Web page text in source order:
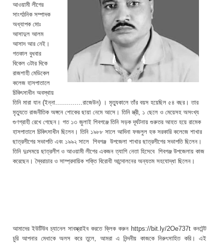
আওয়ামী লীগের
সাংগঠনিক সম্পাদক
অধ্যাপক মোঃ
আসাদুল আলম
আসাদ আর নেই।
গতকাল বুধবার
বিকেল ৩টার দিকে
রাজশাহী মেডিকেল
কলেজ হাসপাতালে
চিকিৎসাধীন অবস্থায়
তিনি মারা যান (ইন্না..............রাজেউন) । মৃত্যুকালে তাঁর বয়স হয়েছিল ৫৪ বছর। তার
মৃত্যুতে রাজনীতিক অঙ্গনে শোকের ছায়া নেমে আসে। তিনি স্ত্রী, ১ ছেলে ও মেয়েসহ অসংখ্য
গুণগ্রাহী রেখে গেছেন। গত ১৩ জুলাই শিবগঞ্জে তিনি সড়ক দূর্ঘটনায় গুরুতর আহত হয়ে রামেক
হাসপাতালে চিকিৎসাধীন ছিলেন। তিনি ১৯৮৮ সালে আদিনা ফজলুল হক সরকারি কলেজে শাখার
ছাত্রলীগের সভাপতি এবং ১৯৯২ সালে শিবগঞ্জ উপজেলা শাখার ছাত্রলীগের সভাপতি ছিলেন।
তিনি দুঃসময়ে ছাত্রলীগ ও আওয়ামী লীগের একজন ত্যাগি নেতা হিসেবে শিবগঞ্জ উপজেলায় কাজ
করেছেন। স্বৈরাচার ও সাম্প্রদায়িক শক্তি বিরোধী আন্দোলনের অন্যতম সহযোদ্ধা ছিলেন।
আমাদের ইউটিউব চ্যানেল সাবস্ক্রাইব করতে ক্লিক করুন https://bit.ly/2Oe737t কনটেন্ট
চুরি আপনার মেধাকে অলস করে তুলে, আমরা এ নিন্দনীয় কাজকে নিরুৎসাহিত করি। এই